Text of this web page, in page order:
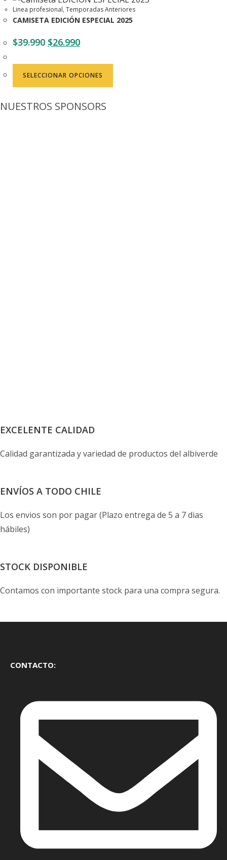
Linea profesional, Temporadas Anteriores
CAMISETA EDICIÓN ESPECIAL 2025
$39.990 $26.990
SELECCIONAR OPCIONES
NUESTROS SPONSORS
EXCELENTE CALIDAD
Calidad garantizada y variedad de productos del albiverde
ENVÍOS A TODO CHILE
Los envios son por pagar (Plazo entrega de 5 a 7 dias
hábiles)
STOCK DISPONIBLE
Contamos con importante stock para una compra segura.
CONTACTO: